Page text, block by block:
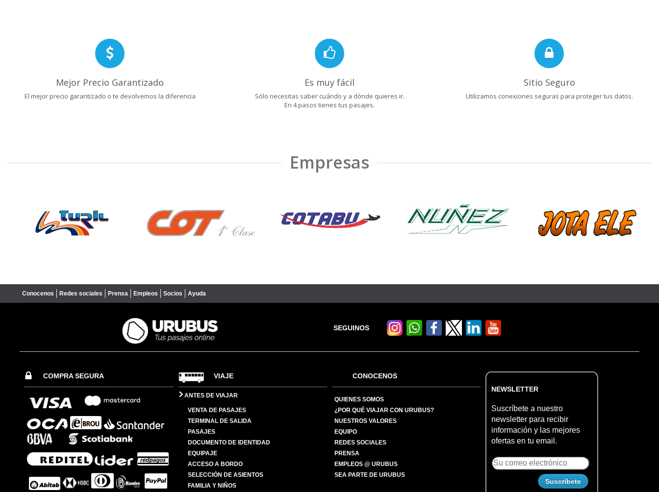
Mejor Precio Garantizado
El mejor precio garantizado o te devolvemos la diferencia
Es muy fácil
Sólo necesitas saber cuándo y a dónde quieres ir.
En 4 pasos tienes tus pasajes.
Sitio Seguro
Utilizamos conexiones seguras para proteger tus datos.
Empresas
Conocenos Redes sociales Prensa Empleos Socios Ayuda
SEGUINOS
COMPRA SEGURA VIAJE
ANTES DE VIAJAR
VENTA DE PASAJES
TERMINAL DE SALIDA
PASAJES
DOCUMENTO DE IDENTIDAD
EQUIPAJE
ACCESO A BORDO
SELECCIÓN DE ASIENTOS
FAMILIA Y NIÑOS
CONOCENOS
QUIENES SOMOS
¿POR QUÉ VIAJAR CON URUBUS?
NUESTROS VALORES
EQUIPO
REDES SOCIALES
PRENSA
EMPLEOS @ URUBUS
SEA PARTE DE URUBUS
NEWSLETTER
Suscríbete a nuestro
newsletter para recibir
información y las mejores
ofertas en tu email.